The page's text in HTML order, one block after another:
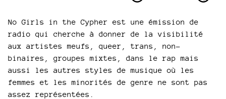
No Girls in the Cypher est une émission de
radio qui cherche à donner de la visibilité
aux artistes meufs, queer, trans, non-
binaires, groupes mixtes, dans le rap mais
aussi les autres styles de musique où les
femmes et les minorités de genre ne sont pas
assez représentées.